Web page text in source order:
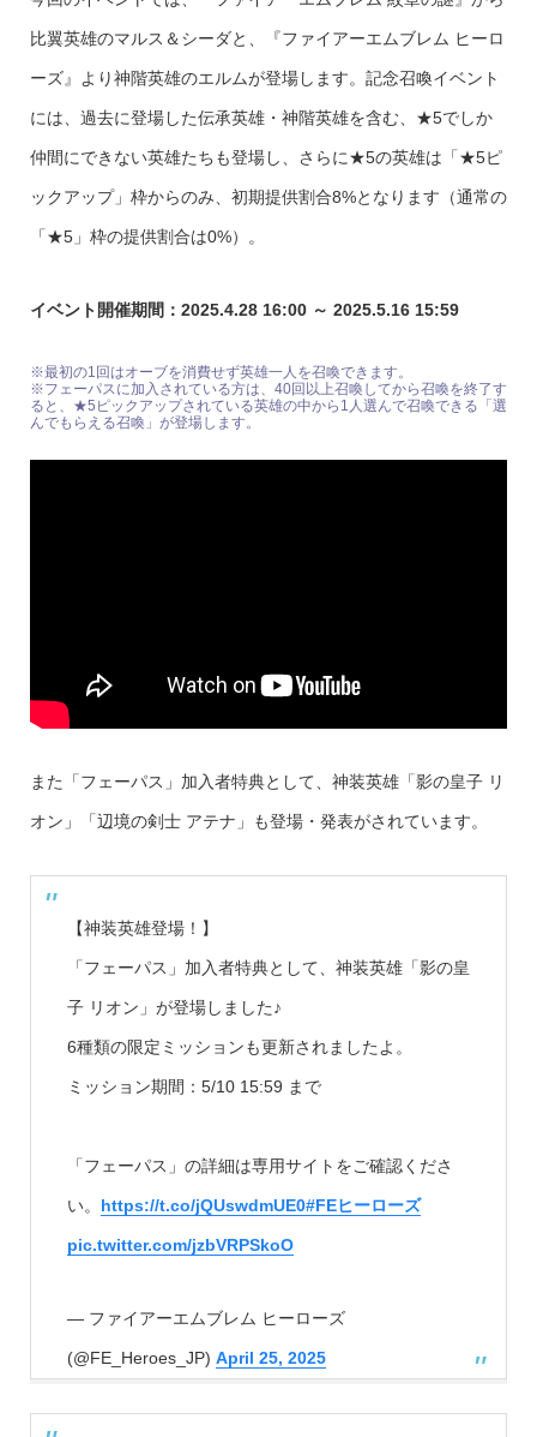
比翼英雄のマルス＆シーダと、『ファイアーエムブレム ヒーロ
ーズ』より神階英雄のエルムが登場します。記念召喚イベント
には、過去に登場した伝承英雄・神階英雄を含む、★5でしか
仲間にできない英雄たちも登場し、さらに★5の英雄は「★5ピ
ックアップ」枠からのみ、初期提供割合8%となります（通常の
「★5」枠の提供割合は0%）。
イベント開催期間：2025.4.28 16:00 ～ 2025.5.16 15:59
※最初の1回はオーブを消費せず英雄一人を召喚できます。
※フェーパスに加入されている方は、40回以上召喚してから召喚を終了す
ると、★5ピックアップされている英雄の中から1人選んで召喚できる「選
んでもらえる召喚」が登場します。
また「フェーパス」加入者特典として、神装英雄「影の皇子 リ
オン」「辺境の剣士 アテナ」も登場・発表がされています。
【神装英雄登場！】
「フェーパス」加入者特典として、神装英雄「影の皇
子 リオン」が登場しました♪
6種類の限定ミッションも更新されましたよ。
ミッション期間：5/10 15:59 まで
「フェーパス」の詳細は専用サイトをご確認くださ
い。 https://t.co/jQUswdmUE0#FEヒーローズ
pic.twitter.com/jzbVRPSkoO
— ファイアーエムブレム ヒーローズ
(@FE_Heroes_JP) April 25, 2025